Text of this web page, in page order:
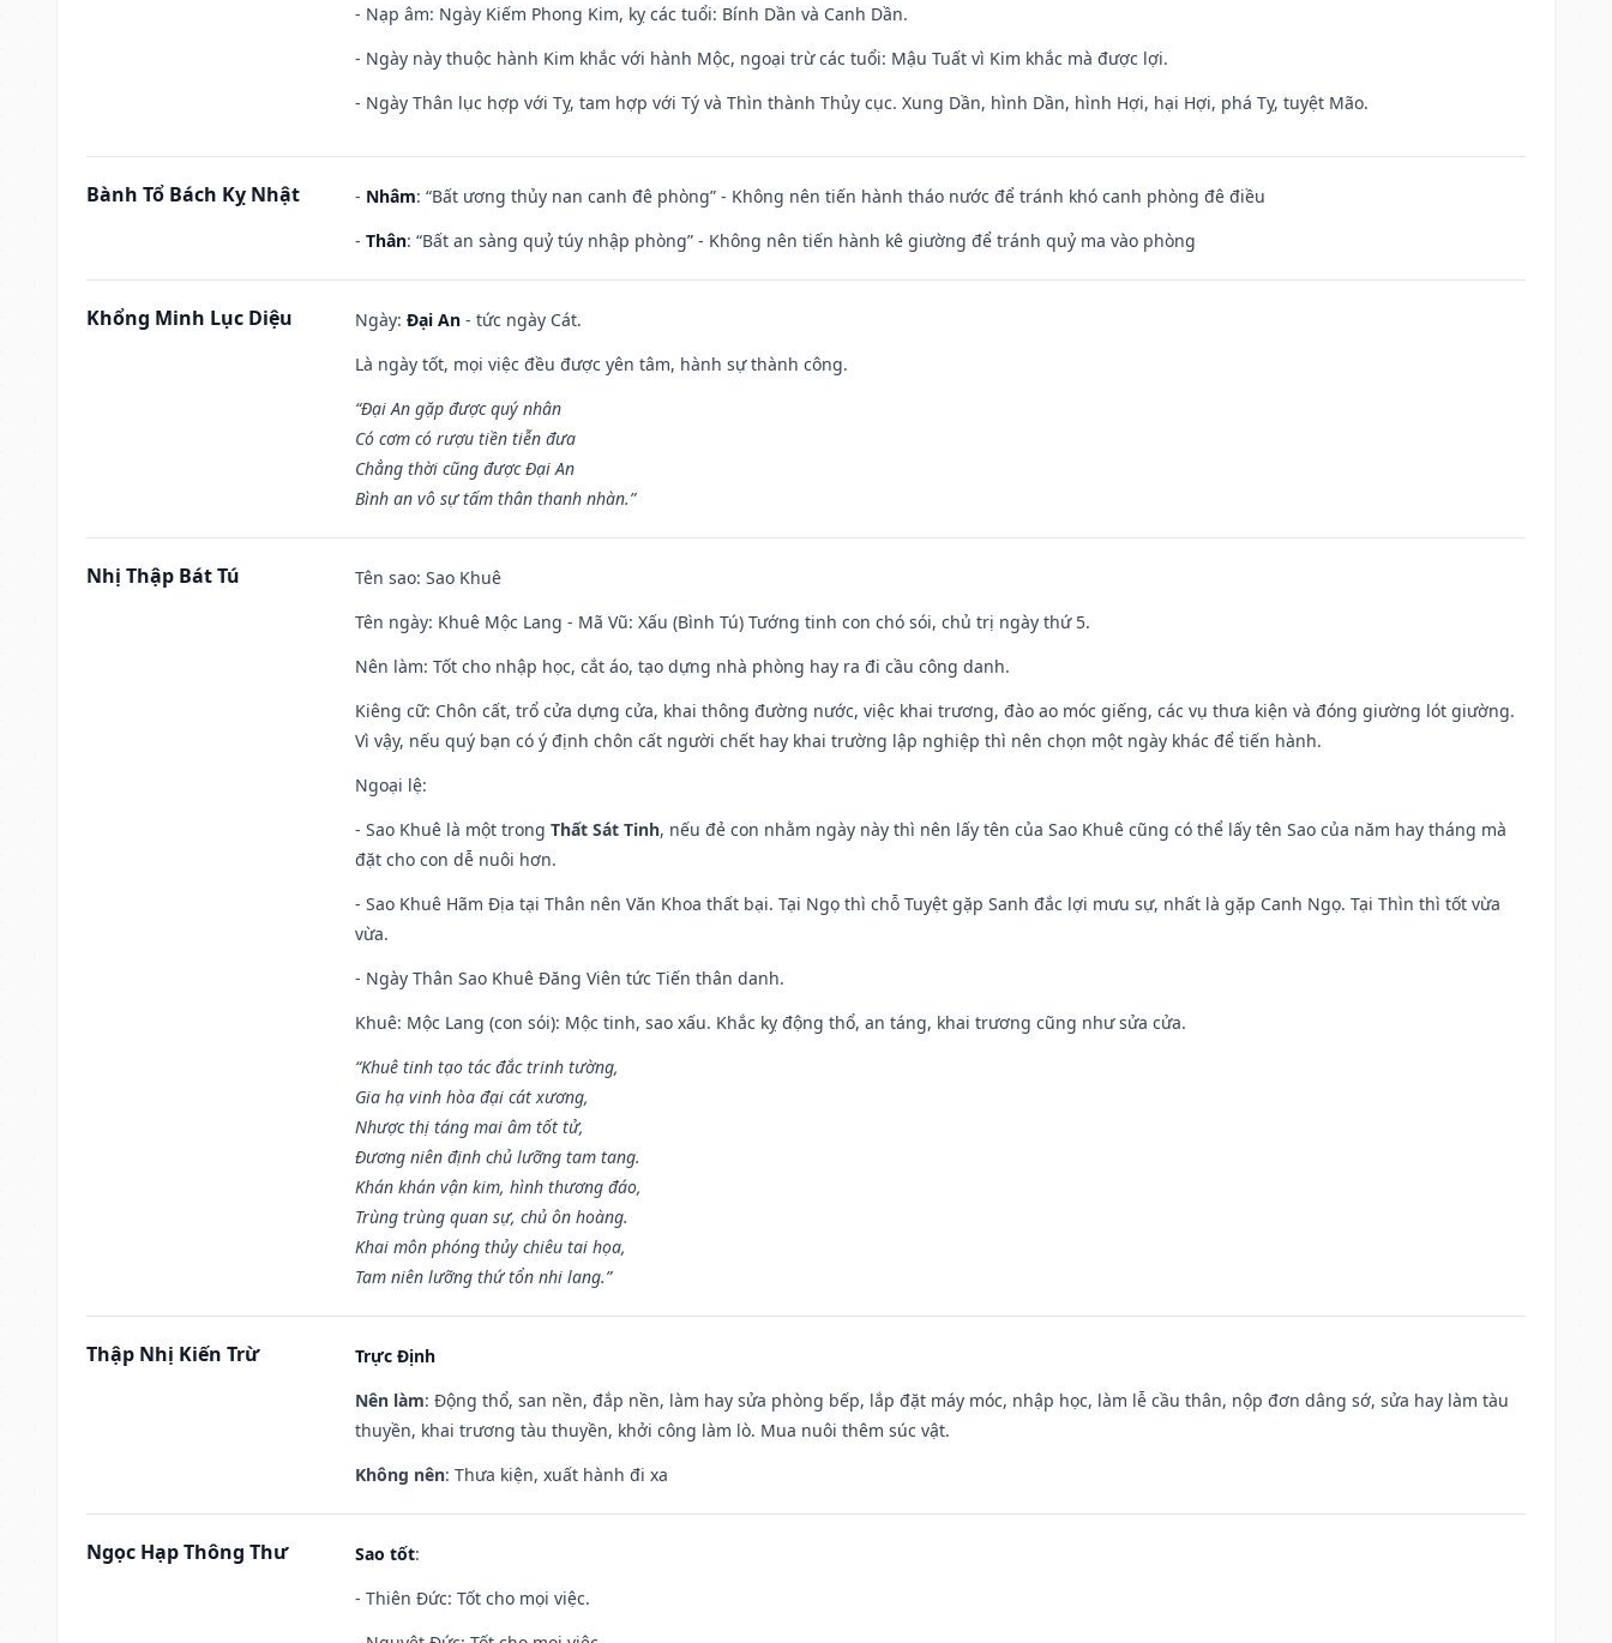
- Nạp âm: Ngày Kiếm Phong Kim, kỵ các tuổi: Bính Dần và Canh Dần.
- Ngày này thuộc hành Kim khắc với hành Mộc, ngoại trừ các tuổi: Mậu Tuất vì Kim khắc mà được lợi.
- Ngày Thân lục hợp với Tỵ, tam hợp với Tý và Thìn thành Thủy cục. Xung Dần, hình Dần, hình Hợi, hại Hợi, phá Tỵ, tuyệt Mão.
Bành Tổ Bách Kỵ Nhật - Nhâm: “Bất ương thủy nan canh đê phòng” - Không nên tiến hành tháo nước để tránh khó canh phòng đê điều
- Thân: “Bất an sàng quỷ túy nhập phòng” - Không nên tiến hành kê giường để tránh quỷ ma vào phòng
Khổng Minh Lục Diệu Ngày: Đại An - tức ngày Cát.
Là ngày tốt, mọi việc đều được yên tâm, hành sự thành công.
“Đại An gặp được quý nhân
Có cơm có rượu tiền tiễn đưa
Chẳng thời cũng được Đại An
Bình an vô sự tấm thân thanh nhàn.”
Nhị Thập Bát Tú Tên sao: Sao Khuê
Tên ngày: Khuê Mộc Lang - Mã Vũ: Xấu (Bình Tú) Tướng tinh con chó sói, chủ trị ngày thứ 5.
Nên làm: Tốt cho nhập học, cắt áo, tạo dựng nhà phòng hay ra đi cầu công danh.
Kiêng cữ: Chôn cất, trổ cửa dựng cửa, khai thông đường nước, việc khai trương, đào ao móc giếng, các vụ thưa kiện và đóng giường lót giường.
Vì vậy, nếu quý bạn có ý định chôn cất người chết hay khai trường lập nghiệp thì nên chọn một ngày khác để tiến hành.
Ngoại lệ:
- Sao Khuê là một trong Thất Sát Tinh, nếu đẻ con nhằm ngày này thì nên lấy tên của Sao Khuê cũng có thể lấy tên Sao của năm hay tháng mà
đặt cho con dễ nuôi hơn.
- Sao Khuê Hãm Địa tại Thân nên Văn Khoa thất bại. Tại Ngọ thì chỗ Tuyệt gặp Sanh đắc lợi mưu sự, nhất là gặp Canh Ngọ. Tại Thìn thì tốt vừa
vừa.
- Ngày Thân Sao Khuê Đăng Viên tức Tiến thân danh.
Khuê: Mộc Lang (con sói): Mộc tinh, sao xấu. Khắc kỵ động thổ, an táng, khai trương cũng như sửa cửa.
“Khuê tinh tạo tác đắc trinh tường,
Gia hạ vinh hòa đại cát xương,
Nhược thị táng mai âm tốt tử,
Đương niên định chủ lưỡng tam tang.
Khán khán vận kim, hình thương đáo,
Trùng trùng quan sự, chủ ôn hoàng.
Khai môn phóng thủy chiêu tai họa,
Tam niên lưỡng thứ tổn nhi lang.”
Thập Nhị Kiến Trừ
Trực Định
Nên làm: Động thổ, san nền, đắp nền, làm hay sửa phòng bếp, lắp đặt máy móc, nhập học, làm lễ cầu thân, nộp đơn dâng sớ, sửa hay làm tàu
thuyền, khai trương tàu thuyền, khởi công làm lò. Mua nuôi thêm súc vật.
Không nên: Thưa kiện, xuất hành đi xa
Ngọc Hạp Thông Thư Sao tốt:
- Thiên Đức: Tốt cho mọi việc.